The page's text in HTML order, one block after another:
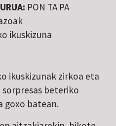
PON TA PA
ikuskizuna
ikuskizunak zirkoa eta
beteriko
goxo batean.